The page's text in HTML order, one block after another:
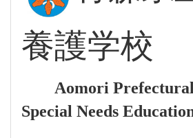
養護学校
Aomori
Special Needs